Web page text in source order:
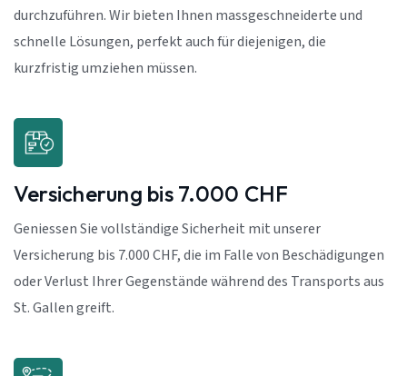
durchzuführen. Wir bieten Ihnen massgeschneiderte und
schnelle Lösungen, perfekt auch für diejenigen, die
kurzfristig umziehen müssen.
Versicherung bis 7.000 CHF
Geniessen Sie vollständige Sicherheit mit unserer
Versicherung bis 7.000 CHF, die im Falle von Beschädigungen
oder Verlust Ihrer Gegenstände während des Transports aus
St. Gallen greift.